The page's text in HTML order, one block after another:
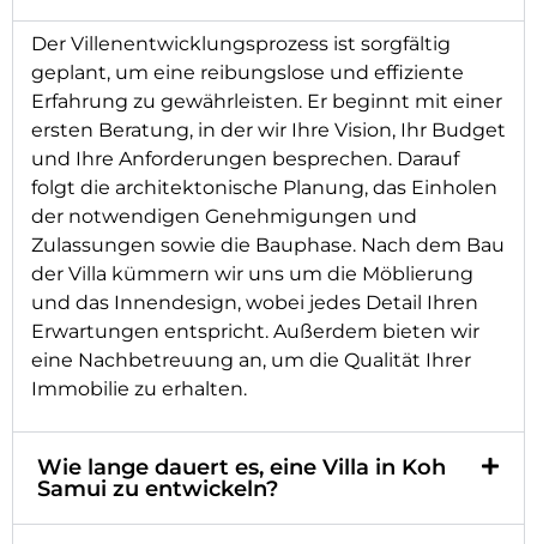
Der Villenentwicklungsprozess ist sorgfältig
geplant, um eine reibungslose und effiziente
Erfahrung zu gewährleisten. Er beginnt mit einer
ersten Beratung, in der wir Ihre Vision, Ihr Budget
und Ihre Anforderungen besprechen. Darauf
folgt die architektonische Planung, das Einholen
der notwendigen Genehmigungen und
Zulassungen sowie die Bauphase. Nach dem Bau
der Villa kümmern wir uns um die Möblierung
und das Innendesign, wobei jedes Detail Ihren
Erwartungen entspricht. Außerdem bieten wir
eine Nachbetreuung an, um die Qualität Ihrer
Immobilie zu erhalten.
Wie lange dauert es, eine Villa in Koh
Samui zu entwickeln?